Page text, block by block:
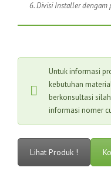
6. Divisi Installer
Untuk informasi
kebutuhan
berkonsultasi
informasi nomer
Lihat Produk !